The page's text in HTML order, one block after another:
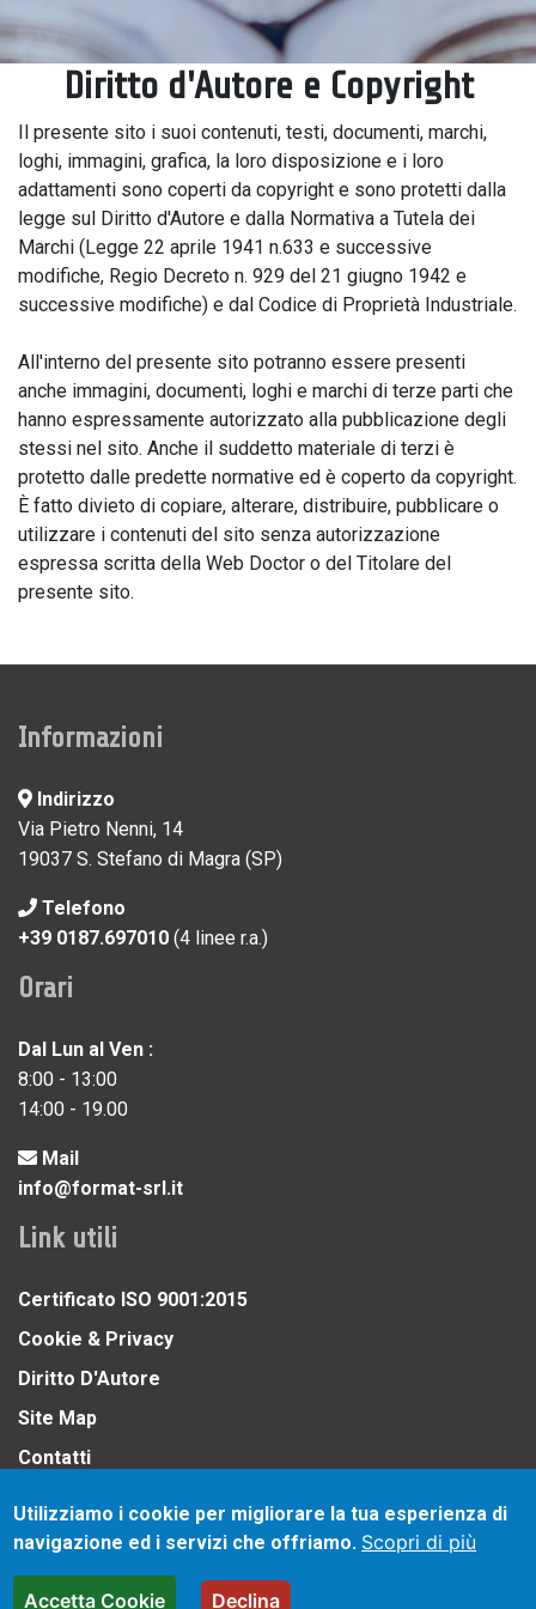
Diritto d'Autore e Copyright
Il presente sito i suoi contenuti, testi, documenti, marchi,
loghi, immagini, grafica, la loro disposizione e i loro
adattamenti sono coperti da copyright e sono protetti dalla
legge sul Diritto d'Autore e dalla Normativa a Tutela dei
Marchi (Legge 22 aprile 1941 n.633 e successive
modifiche, Regio Decreto n. 929 del 21 giugno 1942 e
successive modifiche) e dal Codice di Proprietà Industriale.
All'interno del presente sito potranno essere presenti
anche immagini, documenti, loghi e marchi di terze parti che
hanno espressamente autorizzato alla pubblicazione degli
stessi nel sito. Anche il suddetto materiale di terzi è
protetto dalle predette normative ed è coperto da copyright.
È fatto divieto di copiare, alterare, distribuire, pubblicare o
utilizzare i contenuti del sito senza autorizzazione
espressa scritta della Web Doctor o del Titolare del
presente sito.
Informazioni
Indirizzo
Via Pietro Nenni, 14
19037 S. Stefano di Magra (SP)
Telefono
+39 0187.697010 (4 linee r.a.)
Orari
Dal Lun al Ven :
8:00 - 13:00
14:00 - 19.00
Mail
info@format-srl.it
Link utili
Certificato ISO 9001:2015
Cookie & Privacy
Diritto D'Autore
Site Map
Contatti
Copyright ©2026 Format S.R.L a Socio Unico - P.IVA
Utilizziamo i cookie per migliorare la tua esperienza di
navigazione ed i servizi che offriamo. Scopri di più
Accetta Cookie Declina